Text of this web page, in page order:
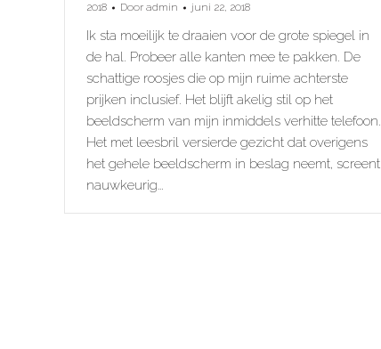
2018 Door admin juni 22, 2018
Ik sta moeilijk te draaien voor de grote spiegel in
de hal. Probeer alle kanten mee te pakken. De
schattige roosjes die op mijn ruime achterste
prijken inclusief. Het blijft akelig stil op het
beeldscherm van mijn inmiddels verhitte telefoon.
Het met leesbril versierde gezicht dat overigens
het gehele beeldscherm in beslag neemt, screent
nauwkeurig…